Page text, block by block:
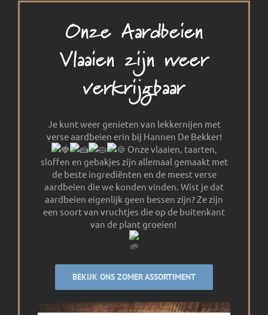
Onze Aardbeien
Vlaaien zijn weer
verkrijgbaar
Je kunt weer genieten van lekkernijen met
verse aardbeien erin bij Hannen De Bekker!
Onze vlaaien, taarten,
sloffen en gebakjes zijn allemaal gemaakt met
de beste ingrediënten en de meest verse
aardbeien die we konden vinden. Wist je dat
aardbeien eigenlijk geen bessen zijn? Ze zijn
een soort van vruchtjes die op de buitenkant
van de plant groeien!
BEKIJK ONS ZOMER ASSORTIMENT